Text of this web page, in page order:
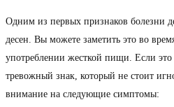
Одним из первых признаков болезни
десен. Вы можете заметить это во
употреблении жесткой пищи. Если это
тревожный знак, который не стоит
внимание на следующие симптомы: